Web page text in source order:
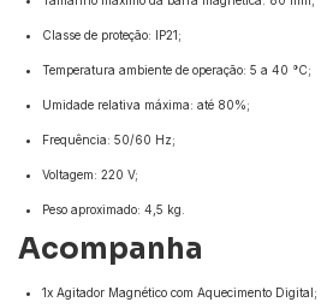
Classe de proteção: IP21;
Temperatura ambiente de operação: 5 a 40 °C;
Umidade relativa máxima: até 80%;
Frequência: 50/60 Hz;
Voltagem: 220 V;
Peso aproximado: 4,5 kg.
Acompanha
1x Agitador Magnético com Aquecimento Digital;